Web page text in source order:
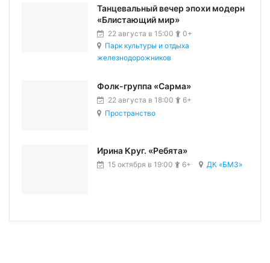
Танцевальный вечер эпохи модерн
«Блистающий мир»
22 августа в 15:00
0+
Парк культуры и отдыха
железнодорожников
Фолк-группа «Сарма»
22 августа в 18:00
6+
Пространство
Ирина Круг. «Ребята»
15 октября в 19:00 6+ ДК «БМЗ»